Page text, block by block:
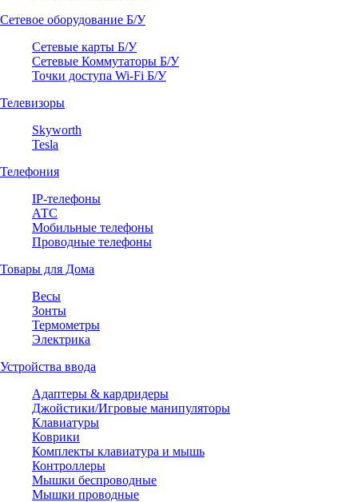
Сетевое оборудование Б/У
Сетевые карты Б/У
Сетевые Коммутаторы Б/У
Точки доступа Wi-Fi Б/У
Телевизоры
Skyworth
Tesla
Телефония
IP-телефоны
АТС
Мобильные телефоны
Проводные телефоны
Товары для Дома
Весы
Зонты
Термометры
Электрика
Устройства ввода
Адаптеры & кардридеры
Джойстики/Игровые манипуляторы
Клавиатуры
Коврики
Комплекты клавиатура и мышь
Контроллеры
Мышки беспроводные
Мышки проводные